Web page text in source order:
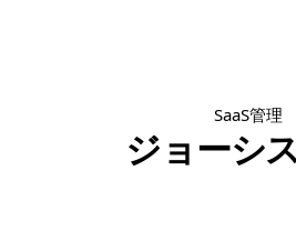
SaaS管理
ジョーシ